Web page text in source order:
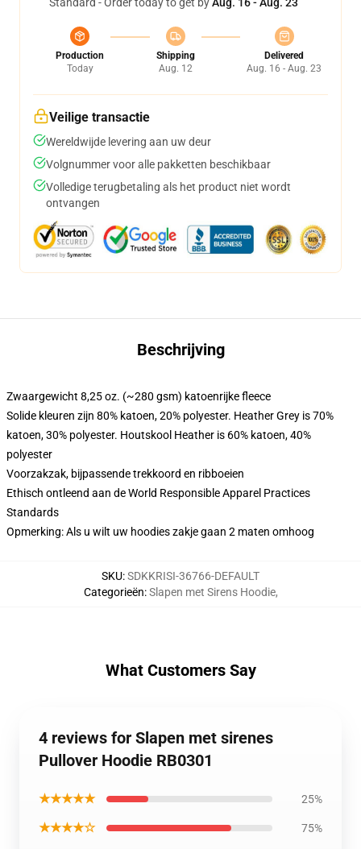
Production
Today
Shipping
Aug. 12
Delivered
Aug. 16 - Aug. 23
Veilige transactie
Wereldwijde levering aan uw deur
Volgnummer voor alle pakketten beschikbaar
Volledige terugbetaling als het product niet wordt
ontvangen
Beschrijving
Zwaargewicht 8,25 oz. (~280 gsm) katoenrijke fleece
Solide kleuren zijn 80% katoen, 20% polyester. Heather Grey is 70%
katoen, 30% polyester. Houtskool Heather is 60% katoen, 40%
polyester
Voorzakzak, bijpassende trekkoord en ribboeien
Ethisch ontleend aan de World Responsible Apparel Practices
Standards
Opmerking: Als u wilt uw hoodies zakje gaan 2 maten omhoog
SKU:SDKKRISI-36766-DEFAULT
Categorieën:Slapen met Sirens Hoodie,
What Customers Say
4 reviews for Slapen met sirenes
Pullover Hoodie RB0301
★★★★★ 25%
★★★★☆ 75%